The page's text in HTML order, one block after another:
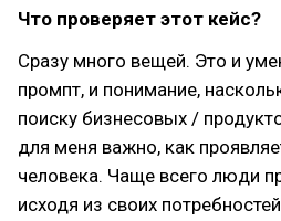
Что проверяет этот кейс?
Сразу много вещей. Это и
промпт, и понимание,
поиску бизнесовых /
для меня важно, как
человека. Чаще всего люди
исходя из своих